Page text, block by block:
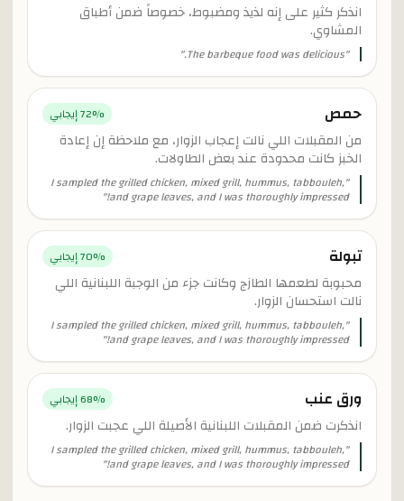
انذكر كثير على إنه لذيذ ومضبوط، خصوصاً ضمن أطباق
المشاوي.
"
The barbeque food was delicious.
"
حمص 72% إيجابي
من المقبلات اللي نالت إعجاب الزوار، مع ملاحظة إن إعادة
الخبز كانت محدودة عند بعض الطاولات.
"
I sampled the grilled chicken, mixed grill, hummus, tabbouleh,
and grape leaves, and I was thoroughly impressed!
"
تبولة 70% إيجابي
محبوبة لطعمها الطازج وكانت جزء من الوجبة اللبنانية اللي
نالت استحسان الزوار.
"
I sampled the grilled chicken, mixed grill, hummus, tabbouleh,
and grape leaves, and I was thoroughly impressed!
"
ورق عنب 68% إيجابي
انذكرت ضمن المقبلات اللبنانية الأصيلة اللي عجبت الزوار.
"
I sampled the grilled chicken, mixed grill, hummus, tabbouleh,
and grape leaves, and I was thoroughly impressed!
"